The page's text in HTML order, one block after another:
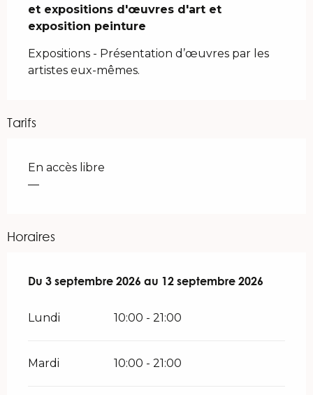
et expositions d'œuvres d'art et
exposition peinture
Expositions - Présentation d’œuvres par les
artistes eux-mêmes.
Tarifs
En accès libre
—
Horaires
Du 3 septembre 2026 au 12 septembre 2026
Du 3 septembre 2026 au 12 septembre 2026
Lundi 10:00 - 21:00
Mardi 10:00 - 21:00